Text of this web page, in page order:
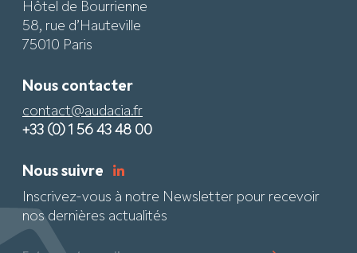
Hôtel de Bourrienne
58, rue d’Hauteville
75010 Paris
Nous contacter
contact@audacia.fr
+33 (0) 1 56 43 48 00
Nous suivre
Inscrivez-vous à notre Newsletter pour recevoir
nos dernières actualités